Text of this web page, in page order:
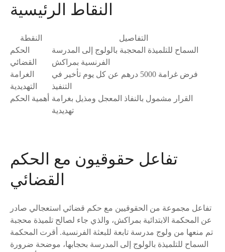
النقاط الرئيسية
النقطة
التفاصيل
الحكم
القضائي
السماح للتلميذة المحجبة بالولوج إلى المدرسة
الفرنسية بمراكش
الغرامة
التهديدية
فرض غرامة 5000 درهم عن كل يوم تأخير في
التنفيذ
أهمية الحكم القرار مشمول بالنفاذ المعجل ومذيل بغرامة
تهديدية
تفاعل حقوقيون مع الحكم
القضائي
تفاعل مجموعة من الحقوقيين مع حكم قضائي استعجالي صادر
عن المحكمة الابتدائية بمراكش، والذي جاء لصالح تلميذة محجبة
تم منعها من ولوج مدرسة تابعة للبعثة الفرنسية. أقرت المحكمة
السماح للتلميذة بالولوج إلى المدرسة بحجابها، موضحة ضرورة